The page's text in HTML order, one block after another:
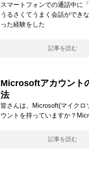
スマートフォンでの通話中に
うるさくてうまく会話ができ
った経験をした
記事を読む
Microsoftアカウント
法
皆さんは、Microsoft(マイクロ
ウントを持っていますか？
記事を読む